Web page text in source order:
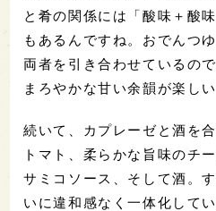
と肴の関係には「酸味＋酸
もあるんですね。おでんつ
両者を引き合わせているの
まろやかな甘い余韻が楽しい
続いて、カプレーゼと酒を
トマト、柔らかな旨味のチ
サミコソース、そして酒。
いに違和感なく一体化して